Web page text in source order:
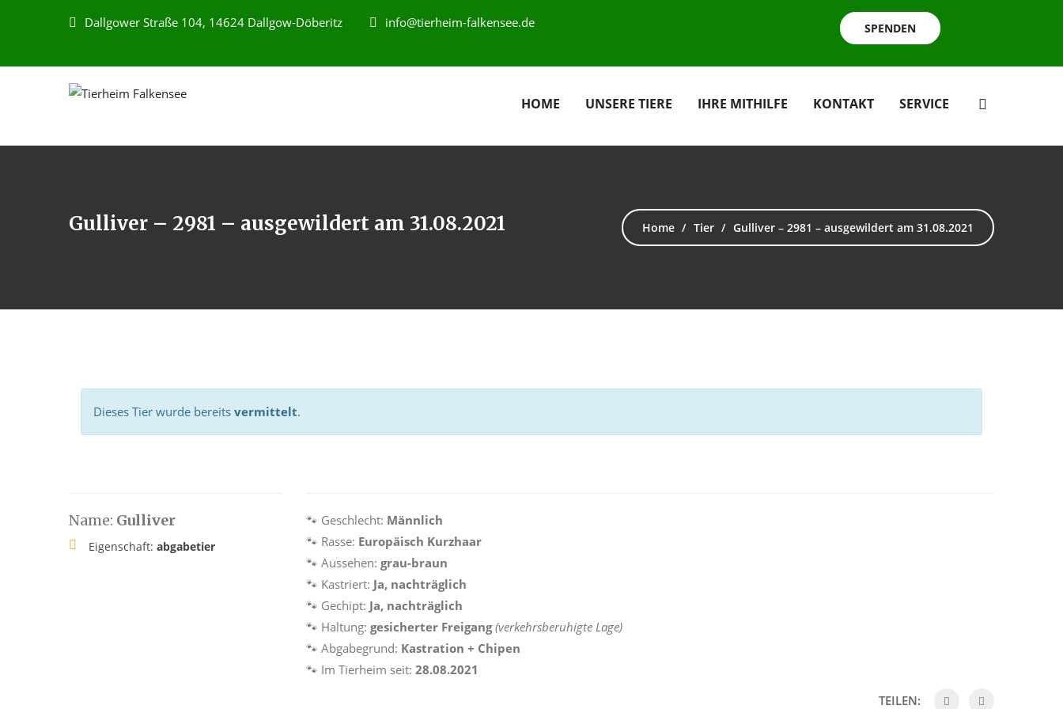
Dallgower Straße 104, 14624 Dallgow-Döberitz info@tierheim-falkensee.de SPENDEN
HOME UNSERE TIERE IHRE MITHILFE KONTAKT SERVICE
Gulliver – 2981 – ausgewildert am 31.08.2021 Home Tier Gulliver – 2981 – ausgewildert am 31.08.2021
Dieses Tier wurde bereits vermittelt.
Name: Gulliver
Eigenschaft: abgabetier
🐾 Geschlecht: Männlich
🐾 Rasse: Europäisch Kurzhaar
🐾 Aussehen: grau-braun
🐾 Kastriert: Ja, nachträglich
🐾 Gechipt: Ja, nachträglich
🐾 Haltung: gesicherter Freigang(verkehrsberuhigte Lage)
🐾 Abgabegrund: Kastration + Chipen
🐾 Im Tierheim seit: 28.08.2021
TEILEN: